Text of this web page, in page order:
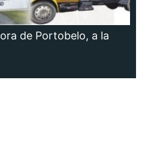
de Portobelo, a la